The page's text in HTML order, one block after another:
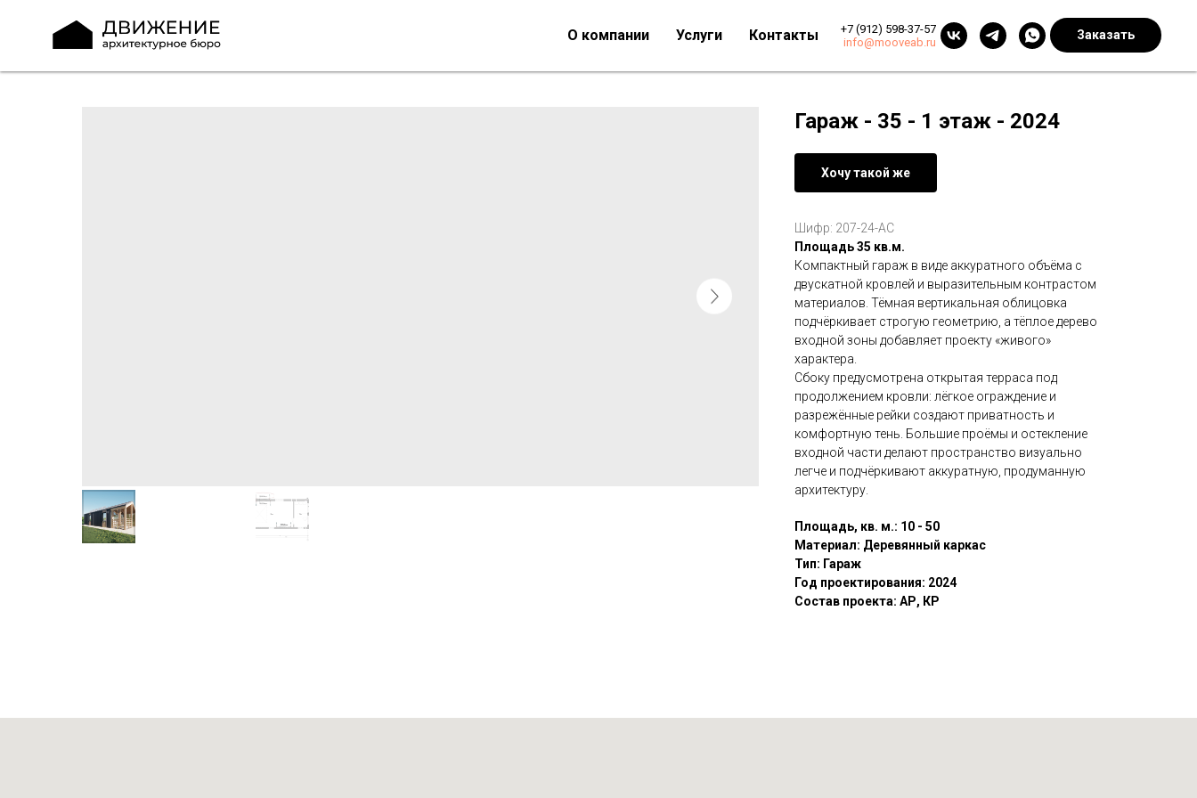
О компании Услуги Контакты
+7 (912) 598-37-57
info@mooveab.ru
Заказать
Гараж - 35 - 1 этаж - 2024
Хочу такой же
Шифр: 207-24-АС
Площадь 35 кв.м.
Компактный гараж в виде аккуратного объёма с
двускатной кровлей и выразительным контрастом
материалов. Тёмная вертикальная облицовка
подчёркивает строгую геометрию, а тёплое дерево
входной зоны добавляет проекту «живого»
характера.
Сбоку предусмотрена открытая терраса под
продолжением кровли: лёгкое ограждение и
разрежённые рейки создают приватность и
комфортную тень. Большие проёмы и остекление
входной части делают пространство визуально
легче и подчёркивают аккуратную, продуманную
архитектуру.
Площадь, кв. м.: 10 - 50
Материал: Деревянный каркас
Тип: Гараж
Год проектирования: 2024
Состав проекта: АР, КР